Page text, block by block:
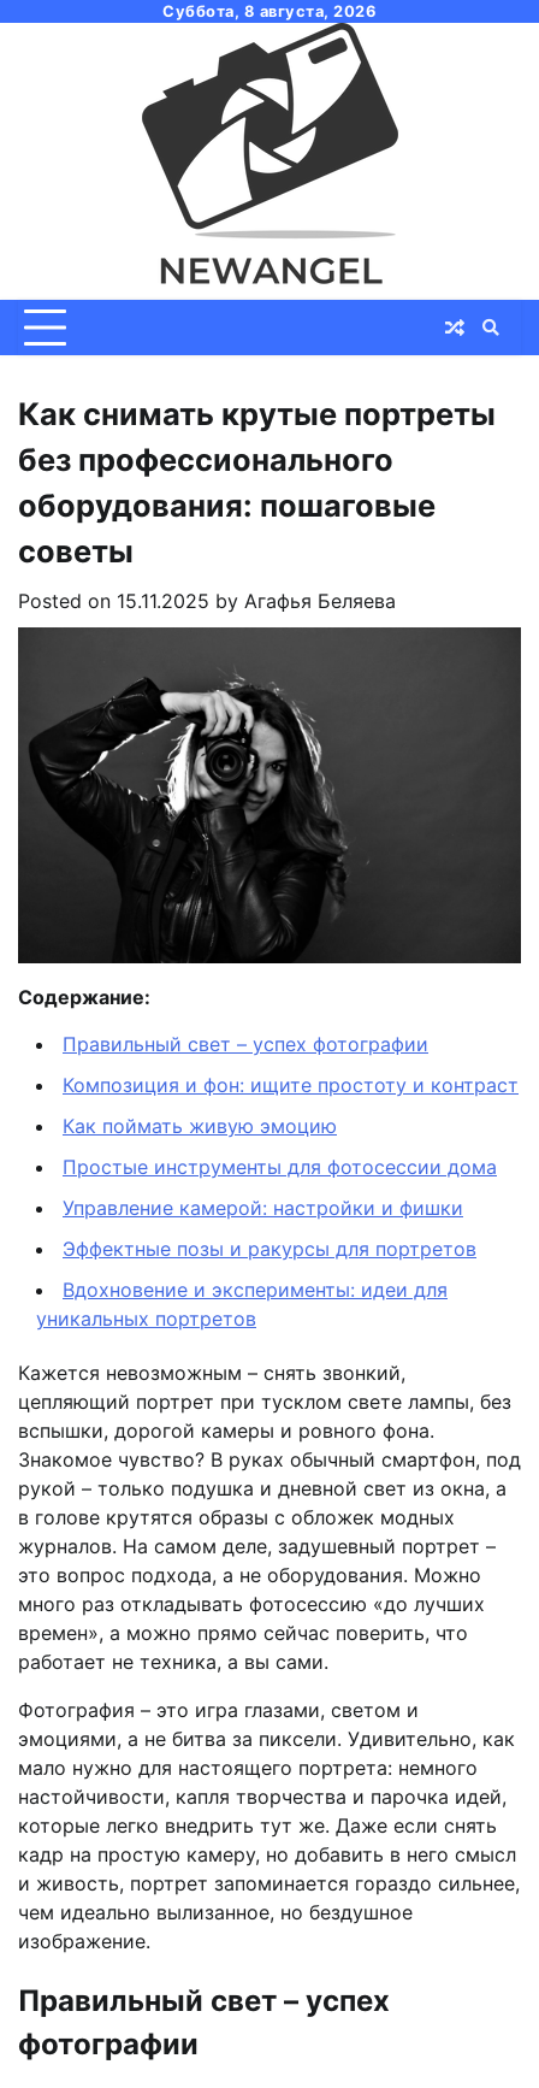
Суббота, 8 августа, 2026
Как снимать крутые портреты
без профессионального
оборудования: пошаговые
советы
Posted on 15.11.2025 by Агафья Беляева
Содержание:
Правильный свет – успех фотографии
Композиция и фон: ищите простоту и контраст
Как поймать живую эмоцию
Простые инструменты для фотосессии дома
Управление камерой: настройки и фишки
Эффектные позы и ракурсы для портретов
Вдохновение и эксперименты: идеи для
уникальных портретов
Кажется невозможным – снять звонкий,
цепляющий портрет при тусклом свете лампы, без
вспышки, дорогой камеры и ровного фона.
Знакомое чувство? В руках обычный смартфон, под
рукой – только подушка и дневной свет из окна, а
в голове крутятся образы с обложек модных
журналов. На самом деле, задушевный портрет –
это вопрос подхода, а не оборудования. Можно
много раз откладывать фотосессию «до лучших
времен», а можно прямо сейчас поверить, что
работает не техника, а вы сами.
Фотография – это игра глазами, светом и
эмоциями, а не битва за пиксели. Удивительно, как
мало нужно для настоящего портрета: немного
настойчивости, капля творчества и парочка идей,
которые легко внедрить тут же. Даже если снять
кадр на простую камеру, но добавить в него смысл
и живость, портрет запоминается гораздо сильнее,
чем идеально вылизанное, но бездушное
изображение.
Правильный свет – успех
фотографии